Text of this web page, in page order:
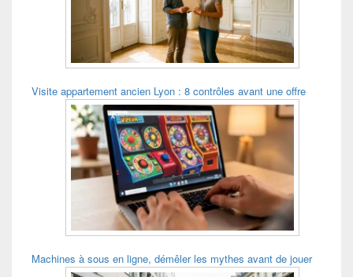
Visite appartement ancien Lyon : 8 contrôles avant une offre
Machines à sous en ligne, démêler les mythes avant de jouer